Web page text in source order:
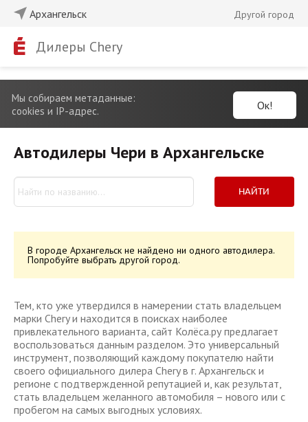
Архангельск Другой город
Дилеры Chery
Мы собираем метаданные:
cookies и IP-адрес.
Ок!
Автодилеры Чери в Архангельске
НАЙТИ
В городе Архангельск не найдено ни одного автодилера.
Попробуйте выбрать другой город.
Тем, кто уже утвердился в намерении стать владельцем
марки Chery и находится в поисках наиболее
привлекательного варианта, сайт Колёса.ру предлагает
воспользоваться данным разделом. Это универсальный
инструмент, позволяющий каждому покупателю найти
своего официального дилера Chery в г. Архангельск и
регионе с подтвержденной репутацией и, как результат,
стать владельцем желанного автомобиля – нового или с
пробегом на самых выгодных условиях.